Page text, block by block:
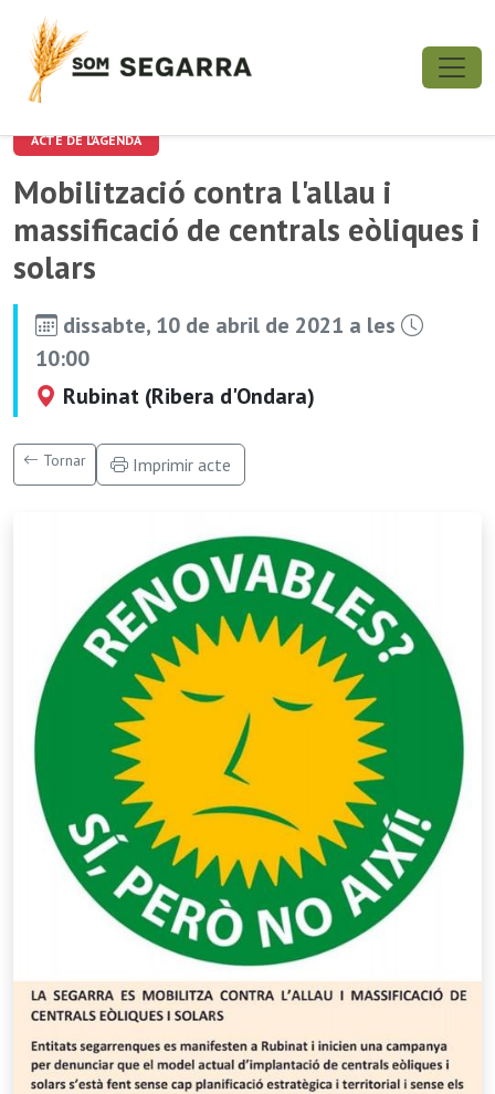
ACTE DE L'AGENDA
Mobilització contra l'allau i
massificació de centrals eòliques i
solars
dissabte, 10 de abril de 2021 a les
10:00
Rubinat (Ribera d'Ondara)
Tornar Imprimir acte